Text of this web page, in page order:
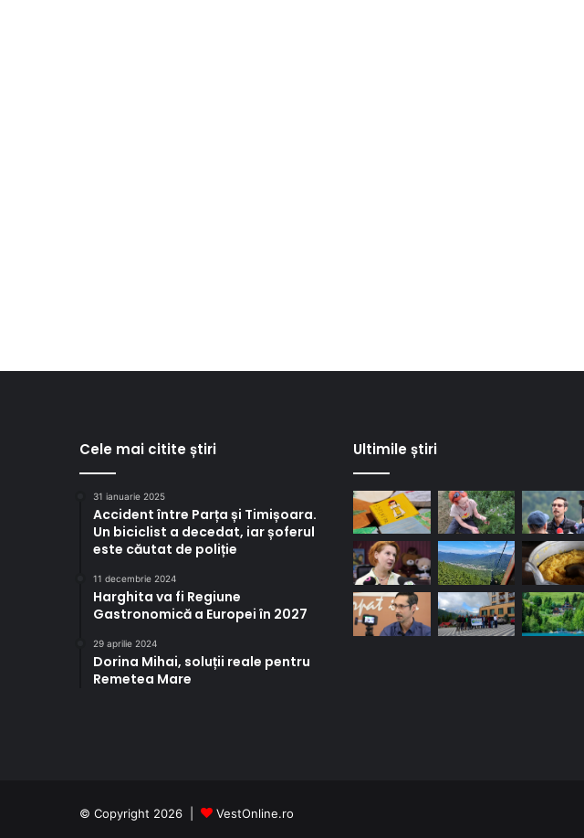
Cele mai citite știri
31 ianuarie 2025
Accident între Parța și Timișoara.
Un biciclist a decedat, iar șoferul
este căutat de poliție
11 decembrie 2024
Harghita va fi Regiune
Gastronomică a Europei în 2027
29 aprilie 2024
Dorina Mihai, soluții reale pentru
Remetea Mare
Ultimile știri
© Copyright 2026 | VestOnline.ro